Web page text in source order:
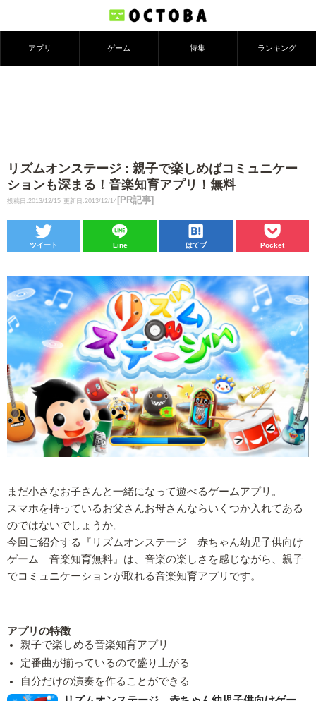
アプリ ゲーム 特集 ランキング
リズムオンステージ : 親子で楽しめばコミュニケー
ションも深まる！音楽知育アプリ！無料
投稿日:2013/12/15 更新日:2013/12/14 [PR記事]
ツイート Line はてブ Pocket
まだ小さなお子さんと一緒になって遊べるゲームアプリ。
スマホを持っているお父さんお母さんならいくつか入れてある
のではないでしょうか。
今回ご紹介する『リズムオンステージ 赤ちゃん幼児子供向け
ゲーム 音楽知育無料』は、音楽の楽しさを感じながら、親子
でコミュニケーションが取れる音楽知育アプリです。
アプリの特徴
親子で楽しめる音楽知育アプリ
定番曲が揃っているので盛り上がる
自分だけの演奏を作ることができる